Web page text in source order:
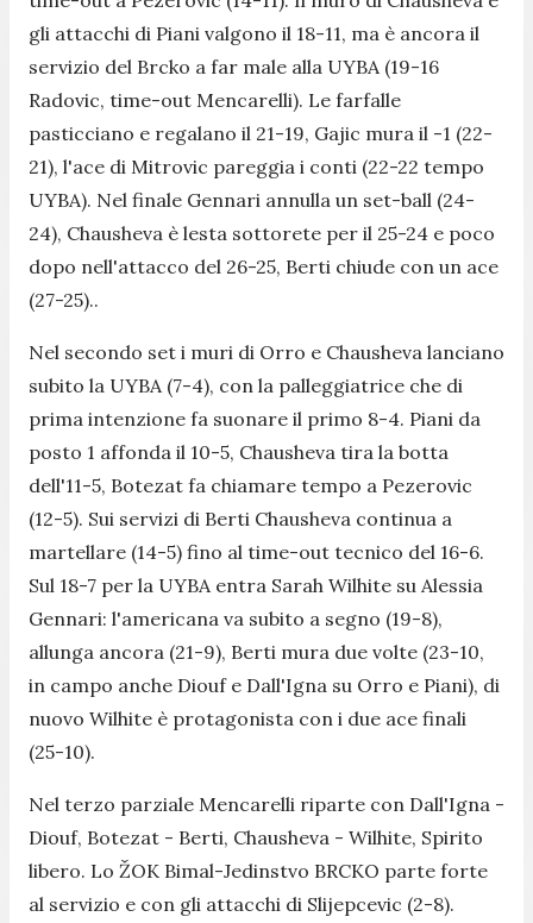
gli attacchi di Piani valgono il 18-11, ma è ancora il
servizio del Brcko a far male alla UYBA (19-16
Radovic, time-out Mencarelli). Le farfalle
pasticciano e regalano il 21-19, Gajic mura il -1 (22-
21), l'ace di Mitrovic pareggia i conti (22-22 tempo
UYBA). Nel finale Gennari annulla un set-ball (24-
24), Chausheva è lesta sottorete per il 25-24 e poco
dopo nell'attacco del 26-25, Berti chiude con un ace
(27-25)..
Nel secondo set i muri di Orro e Chausheva lanciano
subito la UYBA (7-4), con la palleggiatrice che di
prima intenzione fa suonare il primo 8-4. Piani da
posto 1 affonda il 10-5, Chausheva tira la botta
dell'11-5, Botezat fa chiamare tempo a Pezerovic
(12-5). Sui servizi di Berti Chausheva continua a
martellare (14-5) fino al time-out tecnico del 16-6.
Sul 18-7 per la UYBA entra Sarah Wilhite su Alessia
Gennari: l'americana va subito a segno (19-8),
allunga ancora (21-9), Berti mura due volte (23-10,
in campo anche Diouf e Dall'Igna su Orro e Piani), di
nuovo Wilhite è protagonista con i due ace finali
(25-10).
Nel terzo parziale Mencarelli riparte con Dall'Igna -
Diouf, Botezat - Berti, Chausheva - Wilhite, Spirito
libero. Lo ŽOK Bimal-Jedinstvo BRCKO parte forte
al servizio e con gli attacchi di Slijepcevic (2-8).